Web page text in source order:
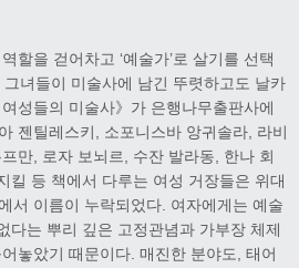
할을 걷어차고 ‘예술가’로 살기를 선택
녀들이 미술사에 남긴 뚜렷하고도 날카
성들의 미술사》가 은행나무출판사에
젠틸레스키, 소포니스바 앙귀솔라, 라비
만, 로자 보뇌르, 수잔 발라동, 한나 회
킬 등 책에서 다루는 여성 거장들은 위대
서 이름이 누락되었다. 여자에게는 예술
다는 뿌리 깊은 고정관념과 가부장 체제
놓았기 때문이다. 매진한 분야도, 태어